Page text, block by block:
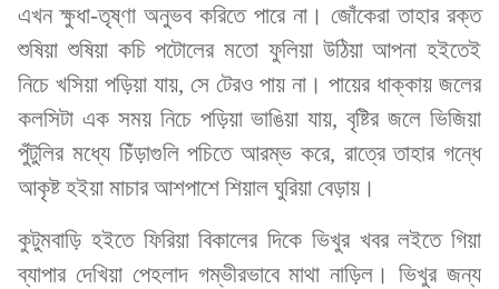
এখন ক্ষুধা-তৃষ্ণা অনুভব করিতে পারে না। জোঁকেরা তাহার রক্ত
শুষিয়া শুষিয়া কচি পটোলের মতো ফুলিয়া উঠিয়া আপনা হইতেই
নিচে খসিয়া পড়িয়া যায়, সে টেরও পায় না। পায়ের ধাক্কায় জলের
কলসিটা এক সময় নিচে পড়িয়া ভাঙিয়া যায়, বৃষ্টির জলে ভিজিয়া
পুঁটুলির মধ্যে চিঁড়াগুলি পচিতে আরম্ভ করে, রাত্রে তাহার গন্ধে
আকৃষ্ট হইয়া মাচার আশপাশে শিয়াল ঘুরিয়া বেড়ায়।
কুটুমবাড়ি হইতে ফিরিয়া বিকালের দিকে ভিখুর খবর লইতে গিয়া
ব্যাপার দেখিয়া পেহলাদ গম্ভীরভাবে মাথা নাড়িল। ভিখুর জন্য